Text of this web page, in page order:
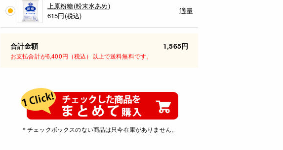
上原粉糖(粉末水あめ)
615円(税込)
適量
合計金額 1,565円
お支払合計が6,400円（税込）以上で送料無料です。
＊チェックボックスのない商品は只今在庫がありません。